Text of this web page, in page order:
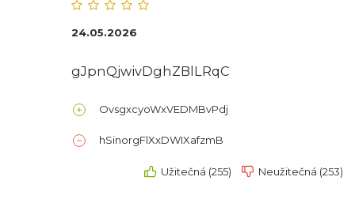
24.05.2026
gJpnQjwivDghZBlLRqC
OvsgxcyoWxVEDMBvPdj
hSinorgFlXxDWIXafzmB
Užitečná (255) Neužitečná (253)